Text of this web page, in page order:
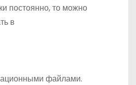
постоянно, то можно
в
файлами.